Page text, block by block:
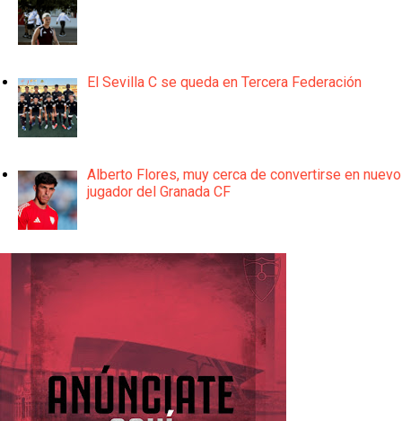
El Sevilla C se queda en Tercera Federación
Alberto Flores, muy cerca de convertirse en nuevo
jugador del Granada CF